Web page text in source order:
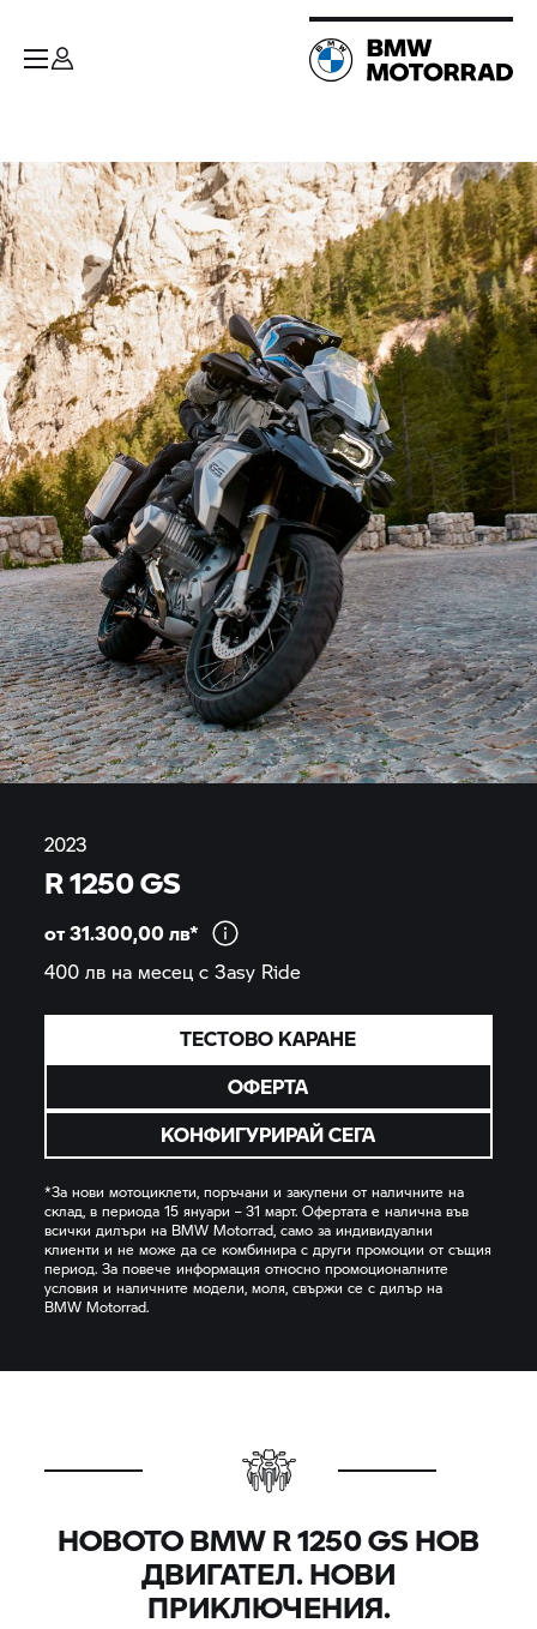
2023
R 1250 GS
от 31.300,00лв*
400 лв на месец с 3asy Ride
ТЕСТОВО КАРАНЕ
ОФЕРТА
КОНФИГУРИРАЙ СЕГА
*За нови мотоциклети, поръчани и закупени от наличните на
склад, в периода 15 януари – 31 март. Офертата е налична във
всички дилъри на BMW Motorrad, само за индивидуални
клиенти и не може да се комбинира с други промоции от същия
период. За повече информация относно промоционалните
условия и наличните модели, моля, свържи се с дилър на
BMW Motorrad.
НОВОТО BMWR 1250 GS НОВ
ДВИГАТЕЛ. НОВИ
ПРИКЛЮЧЕНИЯ.